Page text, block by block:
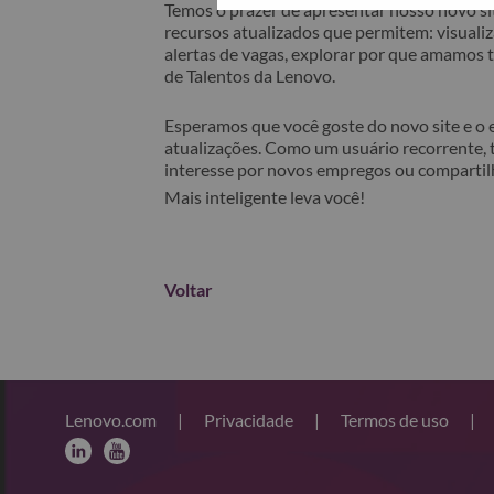
Temos o prazer de apresentar nosso novo
recursos atualizados que permitem:
alertas de vagas, explorar por que
de Talentos da Lenovo.
Esperamos que você goste do novo site e
atualizações. Como um usuário
interesse por novos empregos ou
Mais inteligente leva você!
Voltar
Lenovo.com | Privacidade | Termos de uso |